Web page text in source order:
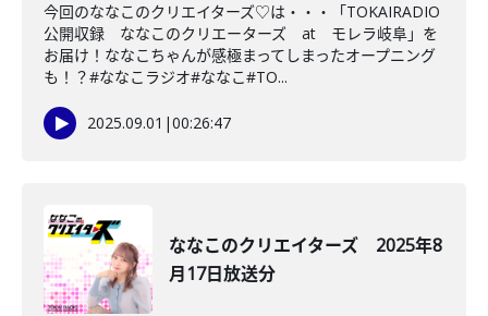
今回のななこのクリエイターズ♡は・・・「TOKAIRADIO
公開収録 ななこのクリエーターズ at モレラ岐阜」を
お届け！ななこちゃんが感極まってしまったオープニング
も！？#ななこラジオ#ななこ#TO...
2025.09.01 |00:26:47
ななこのクリエイターズ 2025年8
月17日放送分